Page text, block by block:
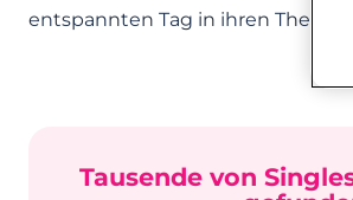
entspannten Tag in ihren
Tausende von